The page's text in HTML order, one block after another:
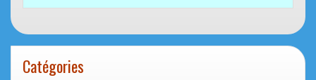
Catégories